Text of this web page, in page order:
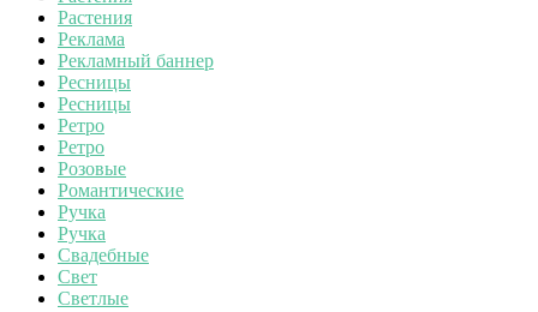
Растения
Реклама
Рекламный баннер
Ресницы
Ресницы
Ретро
Ретро
Розовые
Романтические
Ручка
Ручка
Свадебные
Свет
Светлые